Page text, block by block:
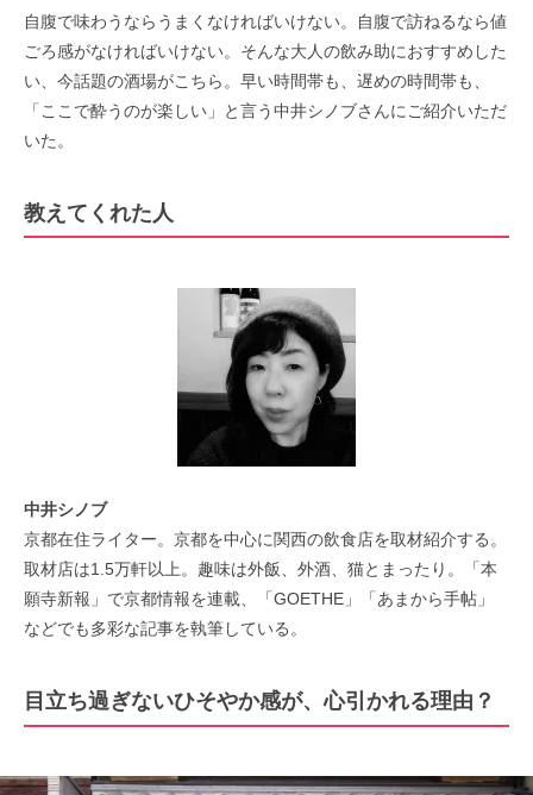
自腹で味わうならうまくなければいけない。自腹で訪ねるなら値
ごろ感がなければいけない。そんな大人の飲み助におすすめした
い、今話題の酒場がこちら。早い時間帯も、遅めの時間帯も、
「ここで酔うのが楽しい」と言う中井シノブさんにご紹介いただ
いた。
教えてくれた人
中井シノブ
京都在住ライター。京都を中心に関西の飲食店を取材紹介する。
取材店は1.5万軒以上。趣味は外飯、外酒、猫とまったり。「本
願寺新報」で京都情報を連載、「GOETHE」「あまから手帖」
などでも多彩な記事を執筆している。
目立ち過ぎないひそやか感が、心引かれる理由？